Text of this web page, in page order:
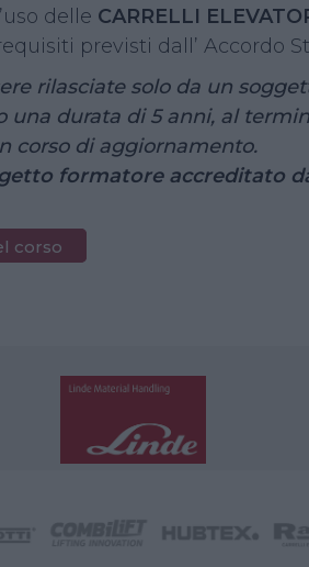
delle CARRELLI
previsti dall’ Accordo
rilasciate solo da un
una durata di 5 anni, al
corso di aggiornamento.
formatore accreditato
corso